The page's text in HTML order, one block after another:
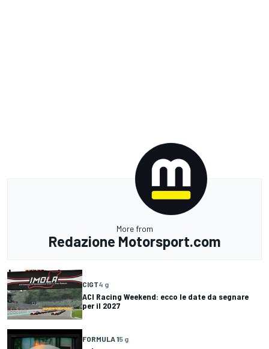
More from
Redazione Motorsport.com
CIGT4 g
ACI Racing Weekend: ecco le date da segnare
per il 2027
FORMULA 15 g